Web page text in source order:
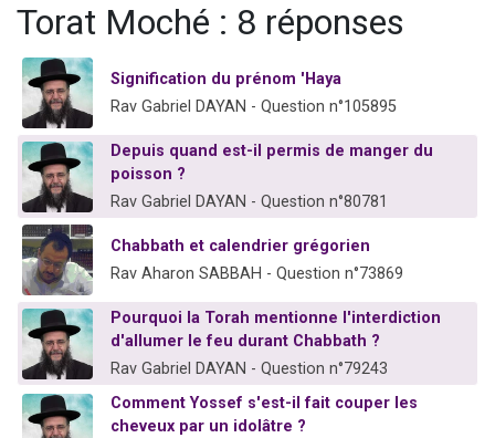
Torat Moché : 8 réponses
Signification du prénom 'Haya
Rav Gabriel DAYAN - Question n°105895
Depuis quand est-il permis de manger du
poisson ?
Rav Gabriel DAYAN - Question n°80781
Chabbath et calendrier grégorien
Rav Aharon SABBAH - Question n°73869
Pourquoi la Torah mentionne l'interdiction
d'allumer le feu durant Chabbath ?
Rav Gabriel DAYAN - Question n°79243
Comment Yossef s'est-il fait couper les
cheveux par un idolâtre ?